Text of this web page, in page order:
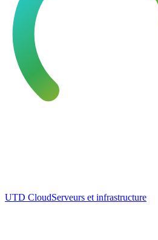
UTD CloudServeurs et infrastructure